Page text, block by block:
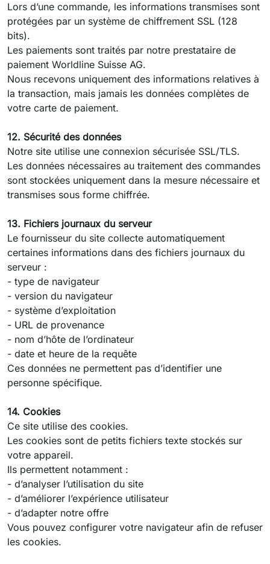
Lors d’une commande, les informations transmises sont
protégées par un système de chiffrement SSL (128
bits).
Les paiements sont traités par notre prestataire de
paiement Worldline Suisse AG.
Nous recevons uniquement des informations relatives à
la transaction, mais jamais les données complètes de
votre carte de paiement.
12. Sécurité des données
Notre site utilise une connexion sécurisée SSL/TLS.
Les données nécessaires au traitement des commandes
sont stockées uniquement dans la mesure nécessaire et
transmises sous forme chiffrée.
13. Fichiers journaux du serveur
Le fournisseur du site collecte automatiquement
certaines informations dans des fichiers journaux du
serveur :
- type de navigateur
- version du navigateur
- système d’exploitation
- URL de provenance
- nom d’hôte de l’ordinateur
- date et heure de la requête
Ces données ne permettent pas d’identifier une
personne spécifique.
14. Cookies
Ce site utilise des cookies.
Les cookies sont de petits fichiers texte stockés sur
votre appareil.
Ils permettent notamment :
- d’analyser l’utilisation du site
- d’améliorer l’expérience utilisateur
- d’adapter notre offre
Vous pouvez configurer votre navigateur afin de refuser
les cookies.